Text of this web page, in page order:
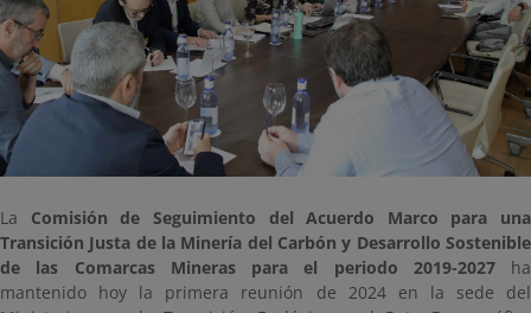
La Comisión de Seguimiento del Acuerdo Marco para una
Transición Justa de la Minería del Carbón y Desarrollo Sostenible
de las Comarcas Mineras para el periodo 2019-2027ha
mantenido hoy la primera reunión de 2024 en la sede del